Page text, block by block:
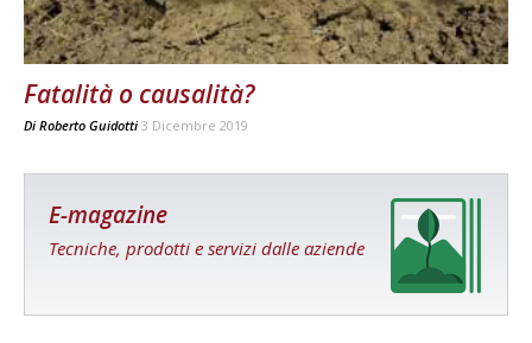
Fatalità o causalità?
Di Roberto Guidotti 3 Dicembre 2019
E-magazine
Tecniche, prodotti e servizi dalle aziende